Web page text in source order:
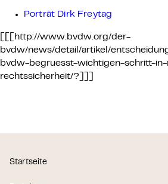
Porträt Dirk Freytag
[[[http://www.bvdw.org/der-
bvdw/news/detail/artikel/
bvdw-begruesst-wichtigen-schritt-
rechtssicherheit/?]]]
Startseite